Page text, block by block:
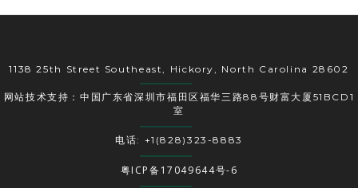
1138 25th Street Southeast, Hickory, North Carolina 28602
网站技术支持：中国广东省深圳市福田区福华三路88号财富大厦51BCD1
室
电话: +1(828)323-8883
粤ICP备17049644号-6